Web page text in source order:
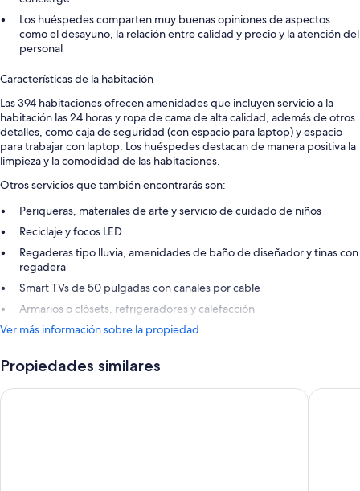
Los huéspedes comparten muy buenas opiniones de aspectos
como el desayuno, la relación entre calidad y precio y la atención del
personal
Características de la habitación
Las 394 habitaciones ofrecen amenidades que incluyen servicio a la
habitación las 24 horas y ropa de cama de alta calidad, además de otros
detalles, como caja de seguridad (con espacio para laptop) y espacio
para trabajar con laptop. Los huéspedes destacan de manera positiva la
limpieza y la comodidad de las habitaciones.
Otros servicios que también encontrarás son:
Periqueras, materiales de arte y servicio de cuidado de niños
Reciclaje y focos LED
Regaderas tipo lluvia, amenidades de baño de diseñador y tinas con
regadera
Smart TVs de 50 pulgadas con canales por cable
Armarios o clósets, refrigeradores y calefacción
Ver más información sobre la propiedad
Propiedades similares
The Bailey's Hotel London Kensington The